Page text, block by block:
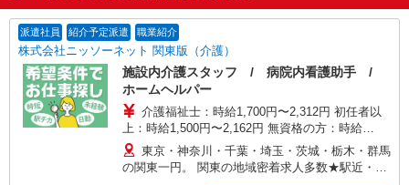
掲載期間終了
派遣社員 紹介予定派遣 職業紹介
株式会社ニッソーネット 関東版（介護）
施設内介護スタッフ / 病院内看護助手 /
ホームヘルパー
介護福祉士：時給1,700円〜2,312円 初任者以
上：時給1,500円〜2,162円 無資格の方：時給
1,350円〜1,925円 ※給与幅は勤務先による +交通
費、諸手当（勤務先による） +0円で介護資格が取
れる （別途規定） ★給与日払い制度あり！
東京・神奈川・千葉・埼玉・茨城・栃木・群馬
の関東一円。 関東の地域密着求人多数★駅近・家